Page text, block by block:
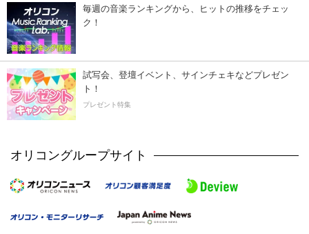
毎週の音楽ランキングから、ヒットの推移をチェッ
ク！
試写会、登壇イベント、サインチェキなどプレゼン
ト！
プレゼント特集
オリコングループサイト